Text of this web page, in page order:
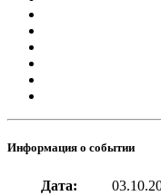
Информация о событии
Дата: